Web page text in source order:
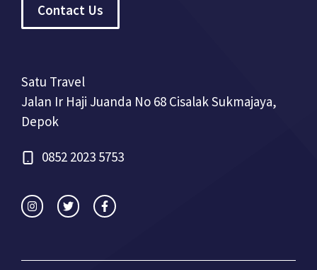
Contact Us
Satu Travel
Jalan Ir Haji Juanda No 68 Cisalak Sukmajaya,
Depok
0852 2023 5753